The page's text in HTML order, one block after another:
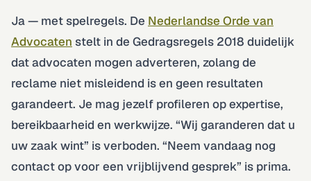
Ja — met spelregels. De Nederlandse Orde van
Advocaten stelt in de Gedragsregels 2018 duidelijk
dat advocaten mogen adverteren, zolang de
reclame niet misleidend is en geen resultaten
garandeert. Je mag jezelf profileren op expertise,
bereikbaarheid en werkwijze. “Wij garanderen dat u
uw zaak wint” is verboden. “Neem vandaag nog
contact op voor een vrijblijvend gesprek” is prima.